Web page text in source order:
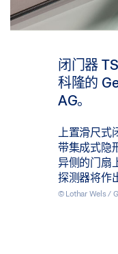
闭门器
科隆的
AG。
上置滑尺
带集成式隐
异侧的门扇
探测器将作
© Lothar Wels /